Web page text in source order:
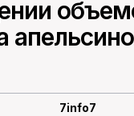
7info7